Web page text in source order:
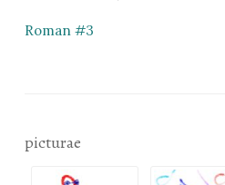
Roman #3
picturae